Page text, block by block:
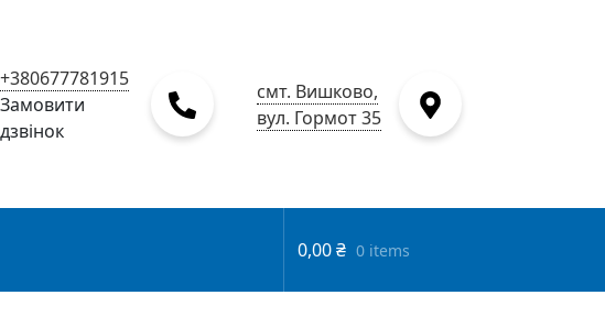
+380677781915
Замовити
дзвінок
смт. Вишково,
вул. Гормот 35
0,00₴ 0 items